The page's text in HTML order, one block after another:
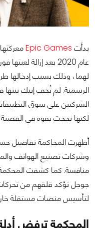
بدأت Epic Games
عام 2020 بعد إزالة
لهما، وذلك بسبب إدخالها
الرسمية. لم تُخفِ إبيك
الشركتين على سوق
لكنها نجحت بقوة في
أظهرت المحاكمة تفاصيل
وشركات تصنيع الهواتف
منافسة. كما كشفت المحكمة
لتأسيس منصات مستقلة
المحكمة ترفض